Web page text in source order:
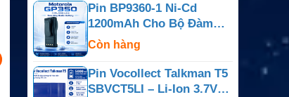
Pin BP9360-1 Ni-Cd
1200mAh Cho Bộ Đàm
Motorola GP350
Còn hàng
Pin Vocollect Talkman T5
SBVCT5LI – Li-Ion 3.7V